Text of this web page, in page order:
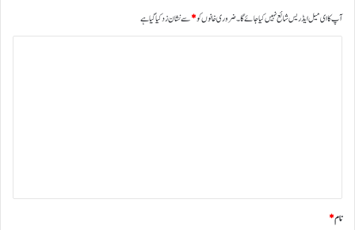
آپ کا ای میل ایڈریس شائع نہیں کیا جائے گا۔ضروری خانوں کو*سے نشان زد کیا گیا ہے
نام*